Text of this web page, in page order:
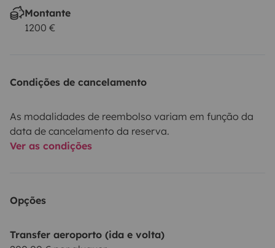
Montante
1200 €
Condições de cancelamento
As modalidades de reembolso variam em função da
data de cancelamento da reserva.
Ver as condições
Opções
Transfer aeroporto (ida e volta)